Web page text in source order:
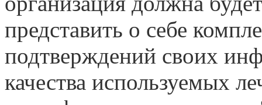
представить о себе
подтверждений своих
качества используемых